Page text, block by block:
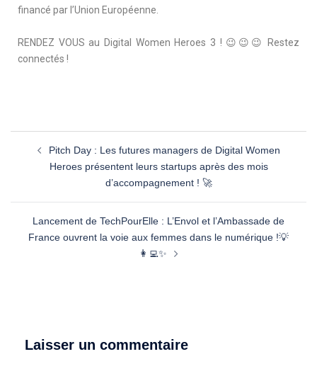
financé par l’Union Européenne.
RENDEZ VOUS au Digital Women Heroes 3 ! 😉😉😉 Restez
connectés !
Pitch Day : Les futures managers de Digital Women
Heroes présentent leurs startups après des mois
d’accompagnement ! 🚀
Lancement de TechPourElle : L’Envol et l’Ambassade de
France ouvrent la voie aux femmes dans le numérique !💡
👩‍💻✨
Laisser un commentaire